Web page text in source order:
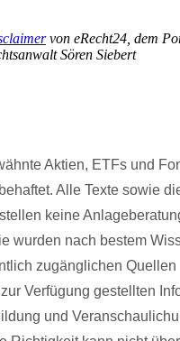
von eRecht24, dem
Sören Siebert
Aktien, ETFs und
Alle Texte sowie
keine
wurden nach bestem
zugänglichen Quellen
Verfügung gestellten
und